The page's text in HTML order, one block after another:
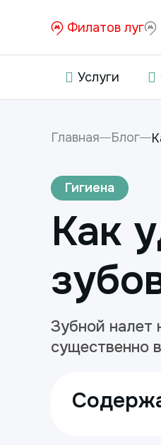
Филатов луг
Услуги
Главная Блог
Гигиена
Как
Зубной налет
существенно